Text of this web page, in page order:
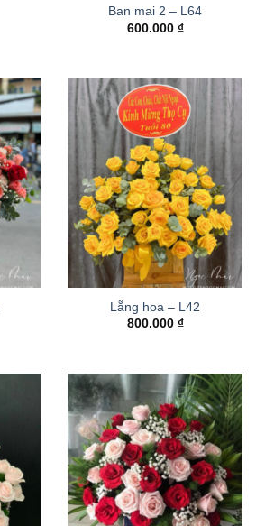
Ban mai 2 – L64
600.000 ₫
Lẵng hoa – L42
800.000 ₫